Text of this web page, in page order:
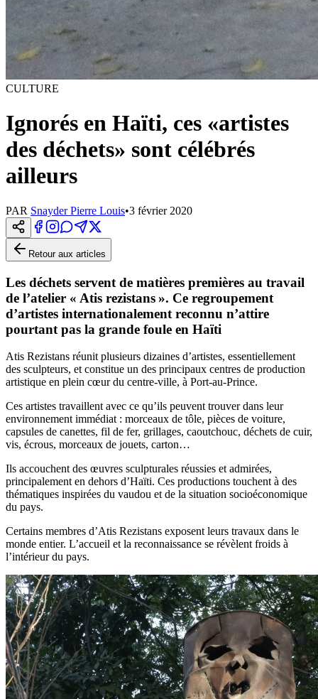
CULTURE
Ignorés en Haïti, ces «artistes
des déchets» sont célébrés
ailleurs
PAR Snayder Pierre Louis•3 février 2020
Retour aux articles
Les déchets servent de matières premières au travail
de l’atelier « Atis rezistans ». Ce regroupement
d’artistes internationalement reconnu n’attire
pourtant pas la grande foule en Haïti
Atis Rezistans réunit plusieurs dizaines d’artistes, essentiellement
des sculpteurs, et constitue un des principaux centres de production
artistique en plein cœur du centre-ville, à Port-au-Prince.
Ces artistes travaillent avec ce qu’ils peuvent trouver dans leur
environnement immédiat : morceaux de tôle, pièces de voiture,
capsules de canettes, fil de fer, grillages, caoutchouc, déchets de cuir,
vis, écrous, morceaux de jouets, carton…
Ils accouchent des œuvres sculpturales réussies et admirées,
principalement en dehors d’Haïti. Ces productions touchent à des
thématiques inspirées du vaudou et de la situation socioéconomique
du pays.
Certains membres d’Atis Rezistans exposent leurs travaux dans le
monde entier. L’accueil et la reconnaissance se révèlent froids à
l’intérieur du pays.